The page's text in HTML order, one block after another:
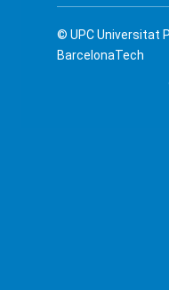
© UPCUniversitat
BarcelonaTech